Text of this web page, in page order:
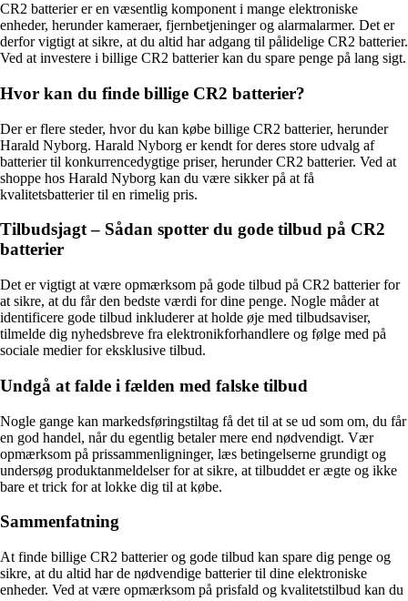
CR2 batterier er en væsentlig komponent i mange elektroniske
enheder, herunder kameraer, fjernbetjeninger og alarmalarmer. Det er
derfor vigtigt at sikre, at du altid har adgang til pålidelige CR2 batterier.
Ved at investere i billige CR2 batterier kan du spare penge på lang sigt.
Hvor kan du finde billige CR2 batterier?
Der er flere steder, hvor du kan købe billige CR2 batterier, herunder
Harald Nyborg. Harald Nyborg er kendt for deres store udvalg af
batterier til konkurrencedygtige priser, herunder CR2 batterier. Ved at
shoppe hos Harald Nyborg kan du være sikker på at få
kvalitetsbatterier til en rimelig pris.
Tilbudsjagt – Sådan spotter du gode tilbud på CR2
batterier
Det er vigtigt at være opmærksom på gode tilbud på CR2 batterier for
at sikre, at du får den bedste værdi for dine penge. Nogle måder at
identificere gode tilbud inkluderer at holde øje med tilbudsaviser,
tilmelde dig nyhedsbreve fra elektronikforhandlere og følge med på
sociale medier for eksklusive tilbud.
Undgå at falde i fælden med falske tilbud
Nogle gange kan markedsføringstiltag få det til at se ud som om, du får
en god handel, når du egentlig betaler mere end nødvendigt. Vær
opmærksom på prissammenligninger, læs betingelserne grundigt og
undersøg produktanmeldelser for at sikre, at tilbuddet er ægte og ikke
bare et trick for at lokke dig til at købe.
Sammenfatning
At finde billige CR2 batterier og gode tilbud kan spare dig penge og
sikre, at du altid har de nødvendige batterier til dine elektroniske
enheder. Ved at være opmærksom på prisfald og kvalitetstilbud kan du